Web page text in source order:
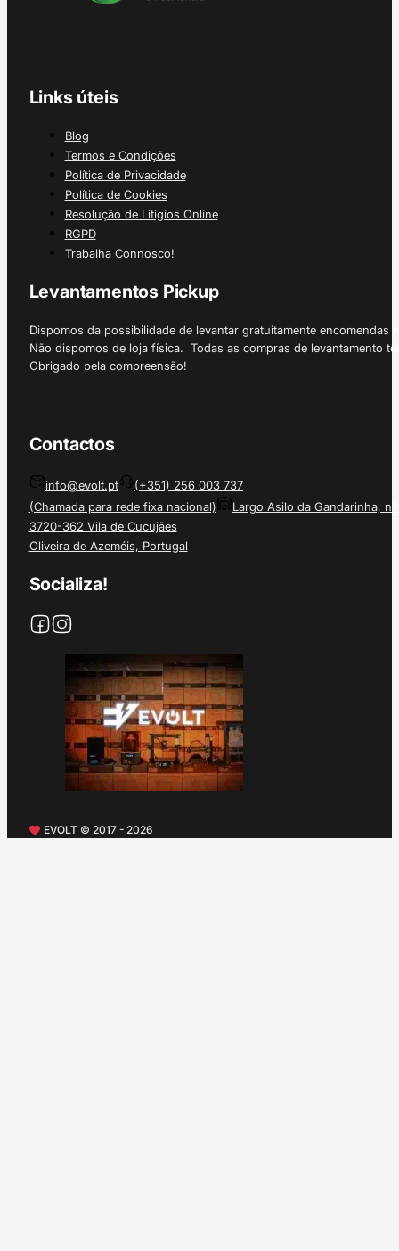
Links úteis
Blog
Termos e Condições
Política de Privacidade
Política de Cookies
Resolução de Litígios Online
RGPD
Trabalha Connosco!
Levantamentos Pickup
Dispomos da possibilidade de levantar gratuitamente
Não dispomos de loja física. Todas as compras de levantamento
Obrigado pela compreensão!
Contactos
info@evolt.pt
(+351) 256 003 737
(Chamada para rede fixa nacional)
Largo Asilo da Gandarinha, nº
3720-362 Vila de Cucujães
Oliveira de Azeméis, Portugal
Socializa!
EVOLT © 2017 - 2026